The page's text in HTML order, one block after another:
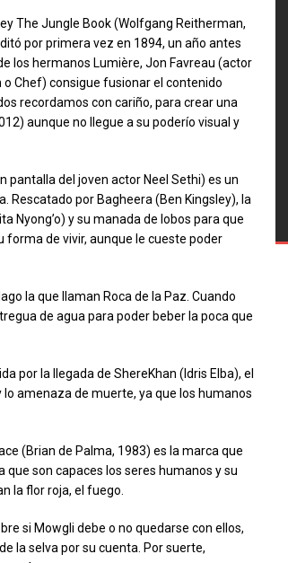
The Jungle Book (Wolfgang Reitherman,
por primera vez en 1894, un año antes
los hermanos Lumière, Jon Favreau (actor
Chef) consigue fusionar el contenido
recordamos con cariño, para crear una
aunque no llegue a su poderío visual y
pantalla del joven actor Neel Sethi) es un
Rescatado por Bagheera (Ben Kingsley), la
Nyong’o) y su manada de lobos para que
forma de vivir, aunque le cueste poder
la que llaman Roca de la Paz. Cuando
de agua para poder beber la poca que
por la llegada de ShereKhan (Idris Elba), el
amenaza de muerte, ya que los humanos
(Brian de Palma, 1983) es la marca que
son capaces los seres humanos y su
la flor roja, el fuego.
si Mowgli debe o no quedarse con ellos,
la selva por su cuenta. Por suerte,